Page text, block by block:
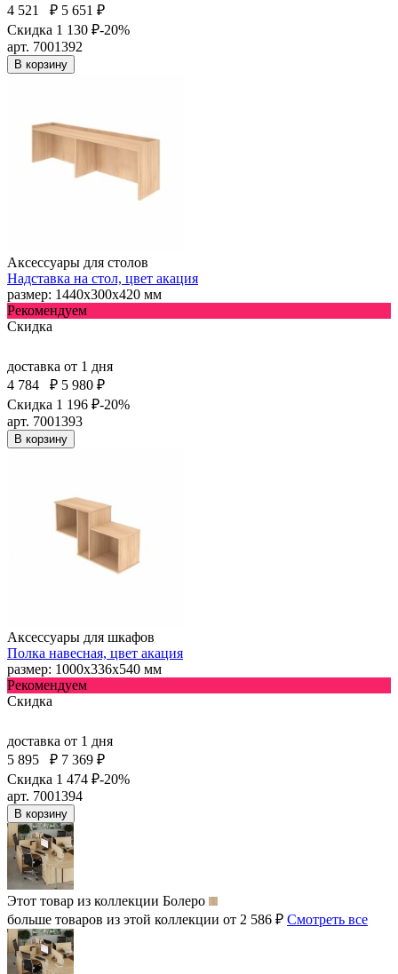
4 521
₽ 5 651 ₽
Скидка 1 130 ₽-20%
арт. 7001392
В корзину
Аксессуары для столов
Надставка на стол, цвет акация
размер: 1440х300х420 мм
Рекомендуем
Скидка
доставка от 1 дня
4 784
₽ 5 980 ₽
Скидка 1 196 ₽-20%
арт. 7001393
В корзину
Аксессуары для шкафов
Полка навесная, цвет акация
размер: 1000х336х540 мм
Рекомендуем
Скидка
доставка от 1 дня
5 895
₽ 7 369 ₽
Скидка 1 474 ₽-20%
арт. 7001394
В корзину
Этот товар из коллекции Болеро
больше товаров из этой коллекции от 2 586 ₽ Смотреть все